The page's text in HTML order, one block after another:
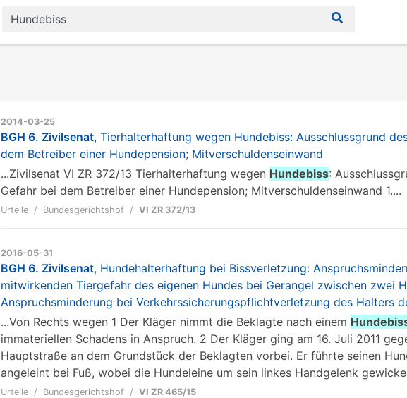
2014-03-25
BGH 6. Zivilsenat, Tierhalterhaftung wegen Hundebiss: Ausschlussgrund
dem Betreiber einer Hundepension; Mitverschuldenseinwand
...Zivilsenat VI ZR 372/13 Tierhalterhaftung wegen Hundebiss:
Gefahr bei dem Betreiber einer Hundepension; Mitverschuldenseinwand 1....
Urteile Bundesgerichtshof VI ZR 372/13
2016-05-31
BGH 6. Zivilsenat, Hundehalterhaftung bei Bissverletzung:
mitwirkenden Tiergefahr des eigenen Hundes bei Gerangel zwischen zwei
Anspruchsminderung bei Verkehrssicherungspflichtverletzung des Halters
...Von Rechts wegen 1 Der Kläger nimmt die Beklagte nach einem
immateriellen Schadens in Anspruch. 2 Der Kläger ging am 16. Juli 2011
Hauptstraße an dem Grundstück der Beklagten vorbei. Er führte seinen
angeleint bei Fuß, wobei die Hundeleine um sein linkes Handgelenk
Urteile Bundesgerichtshof VI ZR 465/15